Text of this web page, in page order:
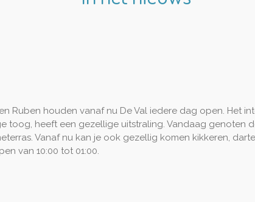
Ruben houden vanaf nu De Val iedere dag open. Het
toog, heeft een gezellige uitstraling. Vandaag genoten
Vanaf nu kan je ook gezellig komen kikkeren,
van 10:00 tot 01:00.